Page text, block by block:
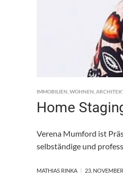
IMMOBILIEN WOHNEN
Home
Verena Mumford ist
selbständige und
MATHIAS RINKA 23.